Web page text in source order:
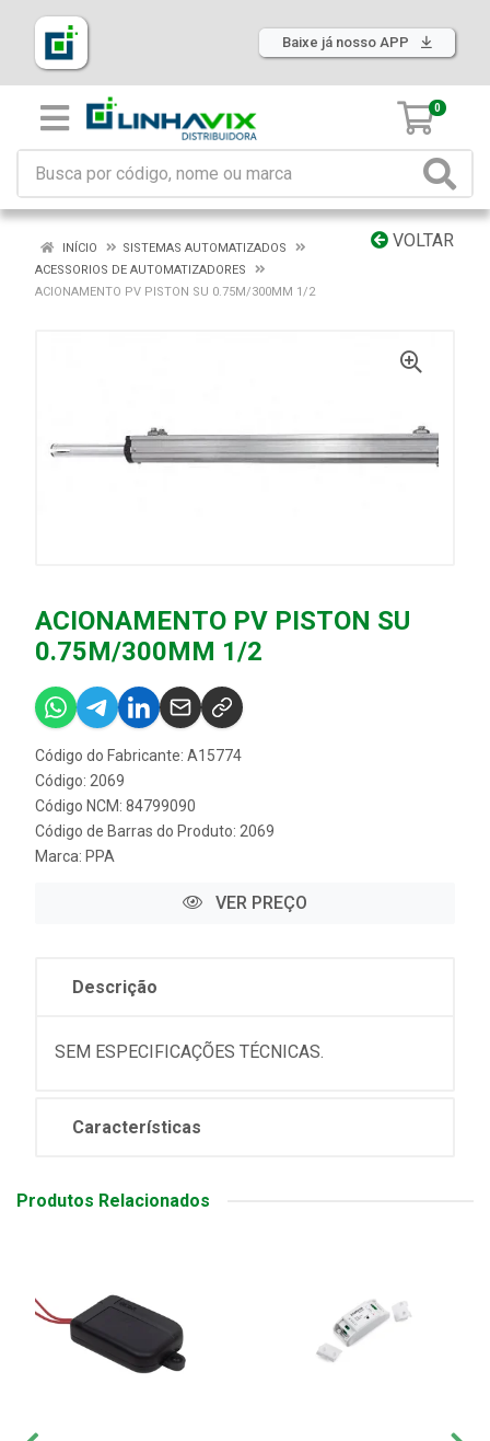
Baixe já nosso APP
0
VOLTAR
INÍCIO
SISTEMAS AUTOMATIZADOS
ACESSORIOS DE AUTOMATIZADORES
ACIONAMENTO PV PISTON SU 0.75M/300MM 1/2
ACIONAMENTO PV PISTON SU
0.75M/300MM 1/2
Código do Fabricante: A15774
Código: 2069
Código NCM: 84799090
Código de Barras do Produto: 2069
Marca: PPA
VER PREÇO
Descrição
SEM ESPECIFICAÇÕES TÉCNICAS.
Características
Produtos Relacionados